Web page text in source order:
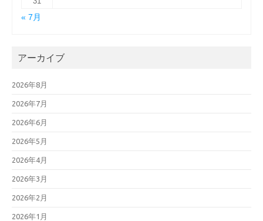
« 7月
アーカイブ
2026年8月
2026年7月
2026年6月
2026年5月
2026年4月
2026年3月
2026年2月
2026年1月